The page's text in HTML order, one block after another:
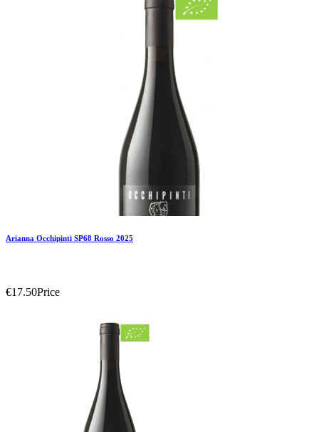
Add To Wishlist
Arianna Occhipinti SP68 Rosso 2025
€17.50Price